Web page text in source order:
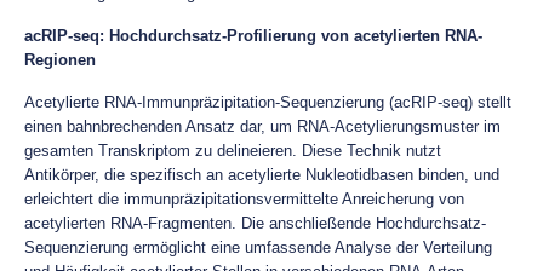
acRIP-seq: Hochdurchsatz-Profilierung von acetylierten RNA-
Regionen
Acetylierte RNA-Immunpräzipitation-Sequenzierung (acRIP-seq) stellt
einen bahnbrechenden Ansatz dar, um RNA-Acetylierungsmuster im
gesamten Transkriptom zu delineieren. Diese Technik nutzt
Antikörper, die spezifisch an acetylierte Nukleotidbasen binden, und
erleichtert die immunpräzipitationsvermittelte Anreicherung von
acetylierten RNA-Fragmenten. Die anschließende Hochdurchsatz-
Sequenzierung ermöglicht eine umfassende Analyse der Verteilung